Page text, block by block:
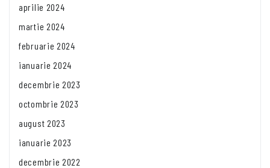
aprilie 2024
martie 2024
februarie 2024
ianuarie 2024
decembrie 2023
octombrie 2023
august 2023
ianuarie 2023
decembrie 2022